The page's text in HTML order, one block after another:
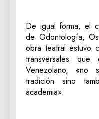
De igual forma, el
de Odontología,
obra teatral estuvo
transversales
Venezolano, «no
tradición sino
academia».